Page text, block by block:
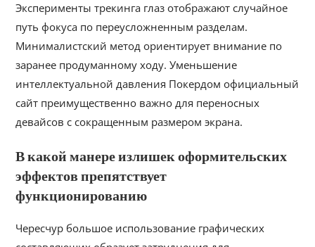
Эксперименты трекинга глаз отображают случайное
путь фокуса по переусложненным разделам.
Минималистский метод ориентирует внимание по
заранее продуманному ходу. Уменьшение
интеллектуальной давления Покердом официальный
сайт преимущественно важно для переносных
девайсов с сокращенным размером экрана.
В какой манере излишек оформительских
эффектов препятствует
функционированию
Чересчур большое использование графических